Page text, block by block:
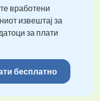
вработени
извештај за
за плати
бесплатно